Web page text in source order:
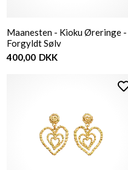
Maanesten - Kioku Øreringe -
Forgyldt Sølv
400,00 DKK